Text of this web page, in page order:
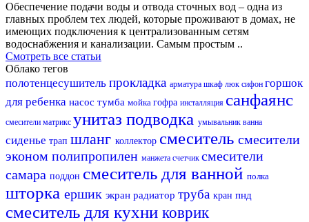
Обеспечение подачи воды и отвода сточных вод – одна из
главных проблем тех людей, которые проживают в домах, не
имеющих подключения к централизованным сетям
водоснабжения и канализации. Самым простым ..
Смотреть все статьи
Облако тегов
полотенцесушитель прокладка арматура шкаф люк сифон горшок
для ребенка насос тумба мойка гофра инсталляция санфаянс
смесители матрикс унитаз подводка умывальник ванна
сиденье трап шланг коллектор смеситель смесители
эконом полипропилен манжета счетчик смесители
самара поддон смеситель для ванной полка
шторка ершик экран радиатор труба кран пнд
смеситель для кухни коврик